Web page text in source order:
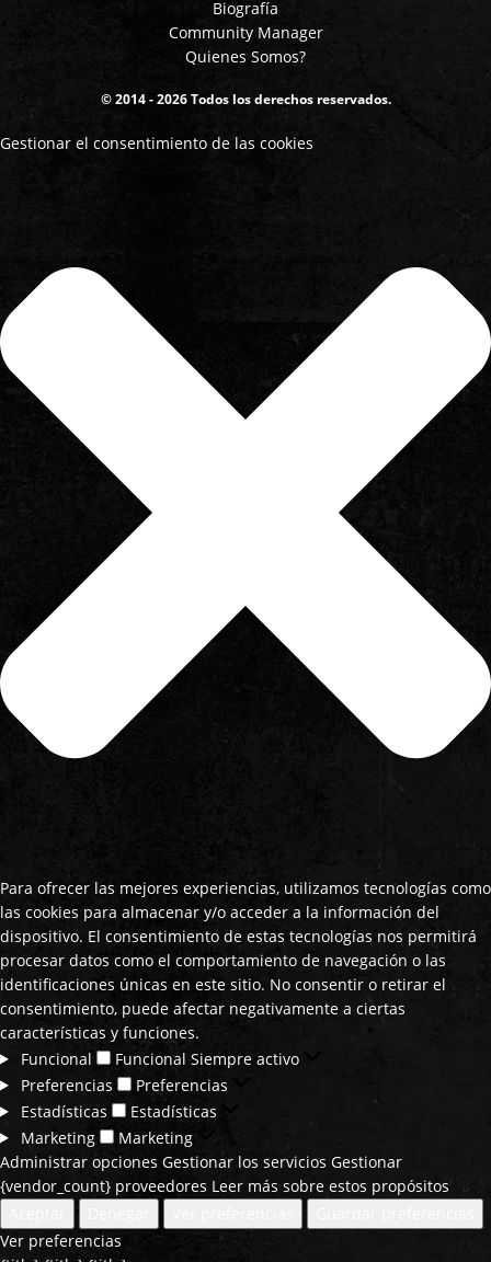
Biografía
Community Manager
Quienes Somos?
© 2014 - 2026 Todos los derechos reservados.
Gestionar el consentimiento de las cookies
Para ofrecer las mejores experiencias, utilizamos tecnologías como
las cookies para almacenar y/o acceder a la información del
dispositivo. El consentimiento de estas tecnologías nos permitirá
procesar datos como el comportamiento de navegación o las
identificaciones únicas en este sitio. No consentir o retirar el
consentimiento, puede afectar negativamente a ciertas
características y funciones.
Funcional
Funcional Siempre activo
Preferencias
Preferencias
Estadísticas
Estadísticas
Marketing
Marketing
Administrar opciones Gestionar los servicios Gestionar
{vendor_count} proveedores Leer más sobre estos propósitos
Ver preferencias